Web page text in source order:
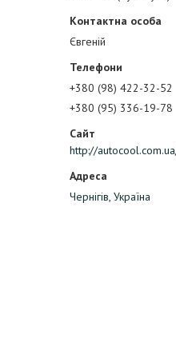
Євгеній
+380 (98) 422-32-52
+380 (95) 336-19-78
http://
Чернігів, Україна